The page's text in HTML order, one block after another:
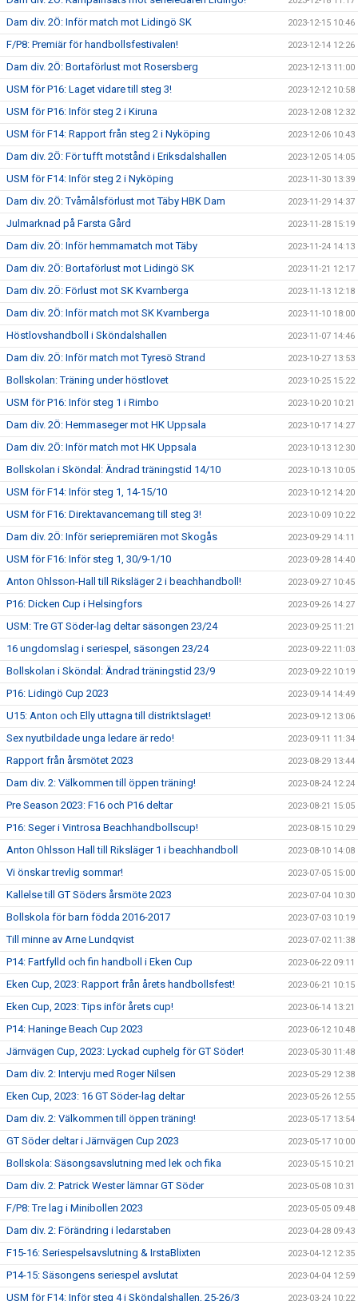
Dam div. 2Ö: Inför match mot Lidingö SK 2023-12-15 10:46
F/P8: Premiär för handbollsfestivalen! 2023-12-14 12:26
Dam div. 2Ö: Bortaförlust mot Rosersberg 2023-12-13 11:00
USM för P16: Laget vidare till steg 3! 2023-12-12 10:58
USM för P16: Inför steg 2 i Kiruna 2023-12-08 12:32
USM för F14: Rapport från steg 2 i Nyköping 2023-12-06 10:43
Dam div. 2Ö: För tufft motstånd i Eriksdalshallen 2023-12-05 14:05
USM för F14: Inför steg 2 i Nyköping 2023-11-30 13:39
Dam div. 2Ö: Tvåmålsförlust mot Täby HBK Dam 2023-11-29 14:37
Julmarknad på Farsta Gård 2023-11-28 15:19
Dam div. 2Ö: Inför hemmamatch mot Täby 2023-11-24 14:13
Dam div. 2Ö: Bortaförlust mot Lidingö SK 2023-11-21 12:17
Dam div. 2Ö: Förlust mot SK Kvarnberga 2023-11-13 12:18
Dam div. 2Ö: Inför match mot SK Kvarnberga 2023-11-10 18:00
Höstlovshandboll i Sköndalshallen 2023-11-07 14:46
Dam div. 2Ö: Inför match mot Tyresö Strand 2023-10-27 13:53
Bollskolan: Träning under höstlovet 2023-10-25 15:22
USM för P16: Inför steg 1 i Rimbo 2023-10-20 10:21
Dam div. 2Ö: Hemmaseger mot HK Uppsala 2023-10-17 14:27
Dam div. 2Ö: Inför match mot HK Uppsala 2023-10-13 12:30
Bollskolan i Sköndal: Ändrad träningstid 14/10 2023-10-13 10:05
USM för F14: Inför steg 1, 14-15/10 2023-10-12 14:20
USM för F16: Direktavancemang till steg 3! 2023-10-09 10:22
Dam div. 2Ö: Inför seriepremiären mot Skogås 2023-09-29 14:11
USM för F16: Inför steg 1, 30/9-1/10 2023-09-28 14:40
Anton Ohlsson-Hall till Riksläger 2 i beachhandboll! 2023-09-27 10:45
P16: Dicken Cup i Helsingfors 2023-09-26 14:27
USM: Tre GT Söder-lag deltar säsongen 23/24 2023-09-25 11:21
16 ungdomslag i seriespel, säsongen 23/24 2023-09-22 11:03
Bollskolan i Sköndal: Ändrad träningstid 23/9 2023-09-22 10:19
P16: Lidingö Cup 2023 2023-09-14 14:49
U15: Anton och Elly uttagna till distriktslaget! 2023-09-12 13:06
Sex nyutbildade unga ledare är redo! 2023-09-11 11:34
Rapport från årsmötet 2023 2023-08-29 13:44
Dam div. 2: Välkommen till öppen träning! 2023-08-24 12:24
Pre Season 2023: F16 och P16 deltar 2023-08-21 15:05
P16: Seger i Vintrosa Beachhandbollscup! 2023-08-15 10:29
Anton Ohlsson Hall till Riksläger 1 i beachhandboll 2023-08-10 14:08
Vi önskar trevlig sommar! 2023-07-05 15:00
Kallelse till GT Söders årsmöte 2023 2023-07-04 10:30
Bollskola för barn födda 2016-2017 2023-07-03 10:19
Till minne av Arne Lundqvist 2023-07-02 11:38
P14: Fartfylld och fin handboll i Eken Cup 2023-06-22 09:11
Eken Cup, 2023: Rapport från årets handbollsfest! 2023-06-21 10:15
Eken Cup, 2023: Tips inför årets cup! 2023-06-14 13:21
P14: Haninge Beach Cup 2023 2023-06-12 10:48
Järnvägen Cup, 2023: Lyckad cuphelg för GT Söder! 2023-05-30 11:48
Dam div. 2: Intervju med Roger Nilsen 2023-05-29 12:38
Eken Cup, 2023: 16 GT Söder-lag deltar 2023-05-26 12:55
Dam div. 2: Välkommen till öppen träning! 2023-05-17 13:54
GT Söder deltar i Järnvägen Cup 2023 2023-05-17 10:00
Bollskola: Säsongsavslutning med lek och fika 2023-05-15 10:21
Dam div. 2: Patrick Wester lämnar GT Söder 2023-05-08 10:31
F/P8: Tre lag i Minibollen 2023 2023-05-05 09:48
Dam div. 2: Förändring i ledarstaben 2023-04-28 09:43
F15-16: Seriespelsavslutning & IrstaBlixten 2023-04-12 12:35
P14-15: Säsongens seriespel avslutat 2023-04-04 12:59
USM för F14: Inför steg 4 i Sköndalshallen, 25-26/3 2023-03-24 10:22